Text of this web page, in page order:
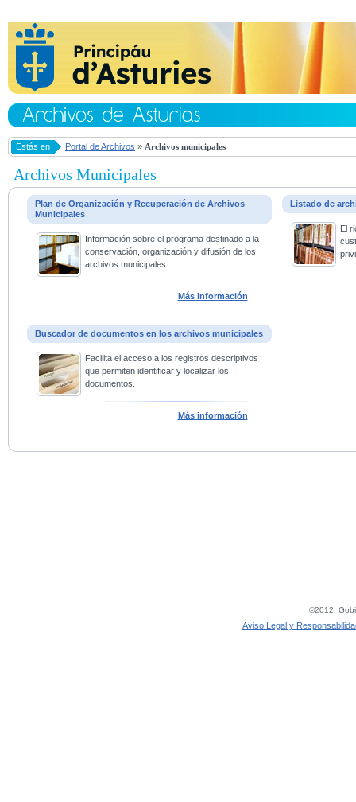
Estás en Portal de Archivos » Archivos municipales
Archivos Municipales
Plan de Organización y Recuperación de Archivos
Municipales
Información sobre el programa destinado a la
conservación, organización y difusión de los
archivos municipales.
Más información
Listado de
El
Buscador de documentos en los archivos municipales
Facilita el acceso a los registros descriptivos
que permiten identificar y localizar los
documentos.
Más información
©2012,
Aviso Legal y